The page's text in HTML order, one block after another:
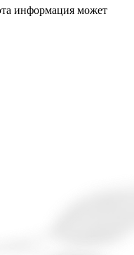
информация может